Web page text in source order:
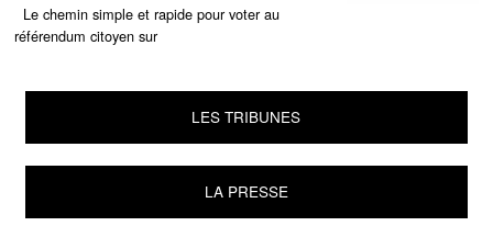
Le chemin simple et rapide pour voter au
référendum citoyen sur
LES TRIBUNES
LA PRESSE